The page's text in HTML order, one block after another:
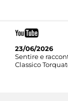
23/06/2026
Sentire e
Classico